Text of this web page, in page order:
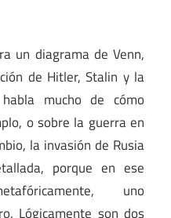
un diagrama de Venn,
de Hitler, Stalin y la
mucho de cómo
o sobre la guerra en
la invasión de Rusia
porque en ese
uno
Lógicamente son dos